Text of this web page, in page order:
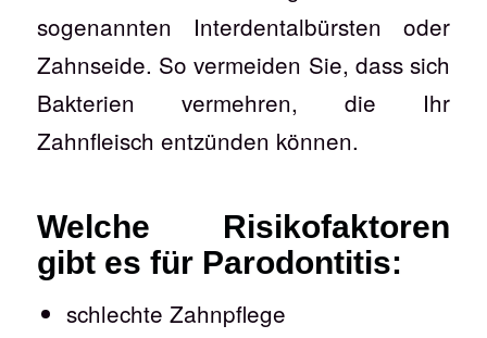
sogenannten Interdentalbürsten oder
Zahnseide. So vermeiden Sie, dass sich
Bakterien vermehren, die Ihr
Zahnfleisch entzünden können.
Welche Risikofaktoren
gibt es für Parodontitis:
schlechte Zahnpflege